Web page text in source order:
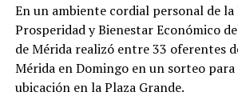
En un ambiente cordial personal de la
Prosperidad y Bienestar Económico
de Mérida realizó entre 33 oferentes
Mérida en Domingo en un sorteo
ubicación en la Plaza Grande.